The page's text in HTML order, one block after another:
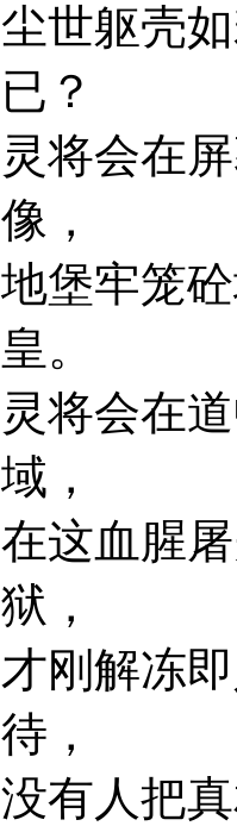
尘世躯壳
已？
灵将会在
像，
地堡牢笼
皇。
灵将会在
域，
在这血腥
狱，
才刚解冻
待，
没有人把